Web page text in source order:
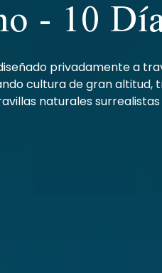
- 10
privadamente a
cultura de gran
naturales surrealistas